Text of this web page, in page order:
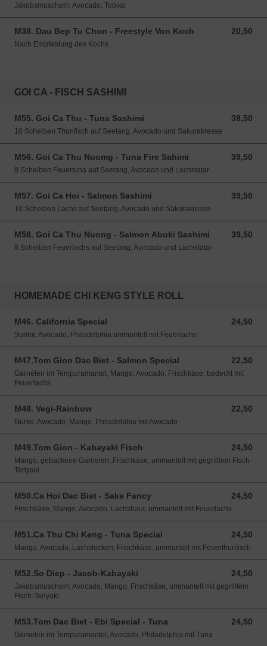
Jakobsmuscheln, Avocado, Tobiko
M38. Dau Bep Tu Chon - Freestyle Von Koch 20,50
20,50 EUR
Nach Empfehlung des Kochs
GOI CA - FISCH SASHIMI
M55. Goi Ca Thu - Tuna Sashimi 39,50
39,50 EUR
10 Scheiben Thunfisch auf Seetang, Avocado und Sakurakresse
M56. Goi Ca Thu Nuomg - Tuna Fire Sahimi 39,50
39,50 EUR
8 Scheiben Feuertuna auf Seetang, Avocado und Lachstatar
M57. Goi Ca Hoi - Salmon Sashimi 39,50
39,50 EUR
10 Scheiben Lachs auf Seetang, Avocado und Sakurakresse
M58. Goi Ca Thu Nuong - Salmon Abuki Sashimi 39,50
39,50 EUR
8 Scheiben Feuerlachs auf Seetang, Avocado und Lachstatar
HOMEMADE CHI KENG STYLE ROLL
M46. California Special 24,50
24,50 EUR
Surimi, Avocado, Philadelphia ummantelt mit Feuerlachs
M47.Tom Gion Dac Biet - Salmon Special 22,50
22,50 EUR
Garnelen im Tempuramantel, Mango, Avocado, Frischkäse, bedeckt mit
Feuerlachs
M48. Vegi-Rainbow 22,50
22,50 EUR
Gurke, Avocado, Mango, Philadelphia mit Avocado
M49.Tom Gion - Kabayaki Fisch 24,50
24,50 EUR
Mango, gebackene Garnelen, Frischkäse, ummantelt mit gegrilltem Fisch-
Teriyaki
M50.Ca Hoi Dac Biet - Sake Fancy 24,50
24,50 EUR
Frischkäse, Mango, Avocado, Lachshaut, ummantelt mit Feuerlachs
M51.Ca Thu Chi Keng - Tuna Special 24,50
24,50 EUR
Mango, Avocado, Lachslocken, Frischkäse, ummantelt mit Feuerthunfisch
M52.So Diep - Jacob-Kabayaki 24,50
24,50 EUR
Jakobsmuscheln, Avocado, Mango, Frischkäse, ummantelt mit gegrilltem
Fisch-Teriyaki
M53.Tom Dac Biet - Ebi Special - Tuna 24,50
24,50 EUR
Garnelen im Tempuramantel, Avocado, Philadelphia mit Tuna